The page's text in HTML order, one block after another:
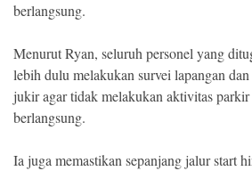
berlangsung.
Menurut Ryan, seluruh personel yang
lebih dulu melakukan survei lapangan
jukir agar tidak melakukan aktivitas
berlangsung.
Ia juga memastikan sepanjang jalur start